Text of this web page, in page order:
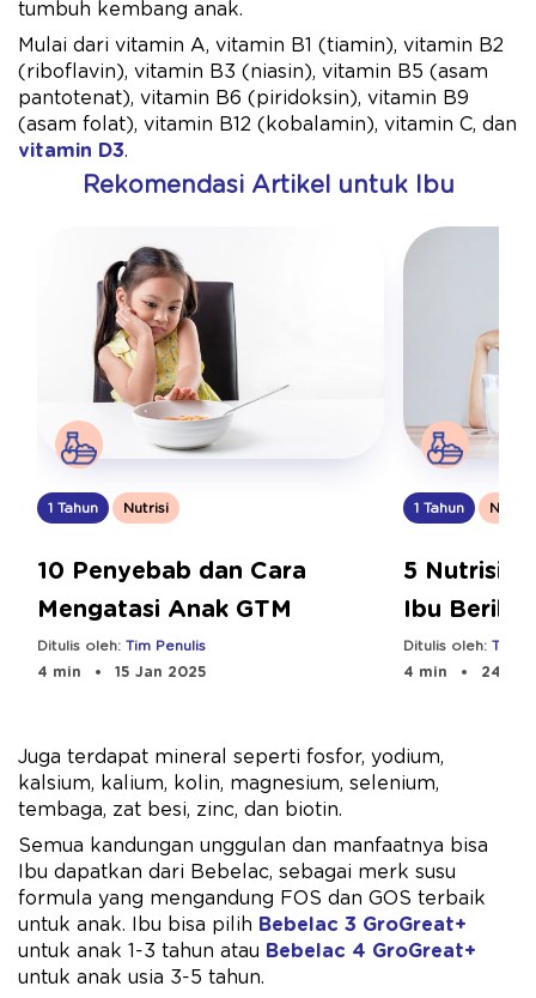
tumbuh kembang anak.
Mulai dari vitamin A, vitamin B1 (tiamin), vitamin B2
(riboflavin), vitamin B3 (niasin), vitamin B5 (asam
pantotenat), vitamin B6 (piridoksin), vitamin B9
(asam folat), vitamin B12 (kobalamin), vitamin C, dan
vitamin D3.
Rekomendasi Artikel untuk Ibu
1 Tahun Nutrisi
10 Penyebab dan Cara
Mengatasi Anak GTM
Ditulis oleh: Tim Penulis
4 min
15 Jan 2025
1 Tahun Nutrisi
5 Nutrisi
Ibu
Optimal
Ditulis oleh: Tim
4 min
24
Juga terdapat mineral seperti fosfor, yodium,
kalsium, kalium, kolin, magnesium, selenium,
tembaga, zat besi, zinc, dan biotin.
Semua kandungan unggulan dan manfaatnya bisa
Ibu dapatkan dari Bebelac, sebagai merk susu
formula yang mengandung FOS dan GOS terbaik
untuk anak. Ibu bisa pilih Bebelac 3 GroGreat+
untuk anak 1-3 tahun atau Bebelac 4 GroGreat+
untuk anak usia 3-5 tahun.